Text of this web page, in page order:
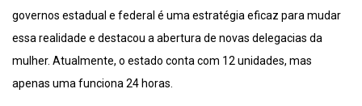
governos estadual e federal é uma estratégia eficaz para mudar
essa realidade e destacou a abertura de novas delegacias da
mulher. Atualmente, o estado conta com 12 unidades, mas
apenas uma funciona 24 horas.